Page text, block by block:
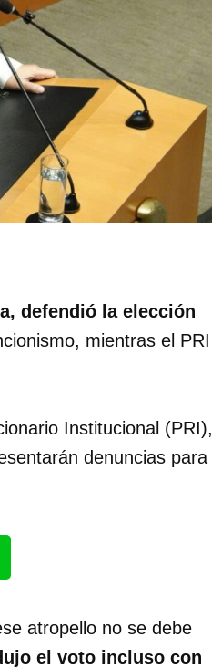
defendió la elección
mientras el PRI
Institucional (PRI),
denuncias para
atropello no se debe
el voto incluso con